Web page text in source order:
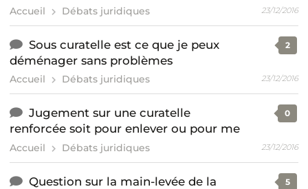
Accueil Débats juridiques 23/12/2016
Sous curatelle est ce que je peux
déménager sans problèmes
Accueil Débats juridiques
2
23/12/2016
Jugement sur une curatelle
renforcée soit pour enlever ou pour me
Accueil Débats juridiques
0
23/12/2016
Question sur la main-levée de la
5